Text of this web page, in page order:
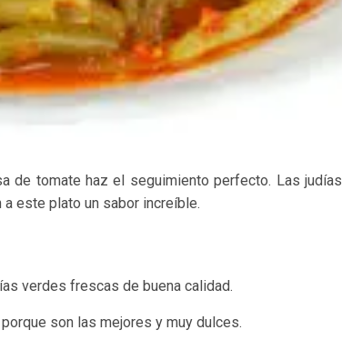
de tomate haz el seguimiento perfecto. Las judías
este plato un sabor increíble.
verdes frescas de buena calidad.
son las mejores y muy dulces.